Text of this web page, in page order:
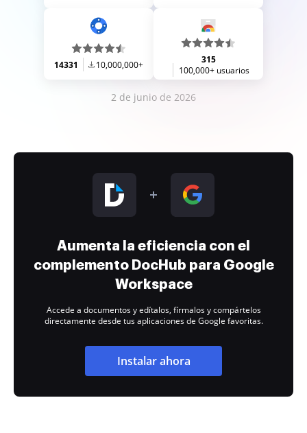
14331 10,000,000+
315
100,000+ usuarios
2 de junio de 2026
Aumenta la eficiencia con el
complemento DocHub para Google
Workspace
Accede a documentos y edítalos, fírmalos y compártelos
directamente desde tus aplicaciones de Google favoritas.
Instalar ahora